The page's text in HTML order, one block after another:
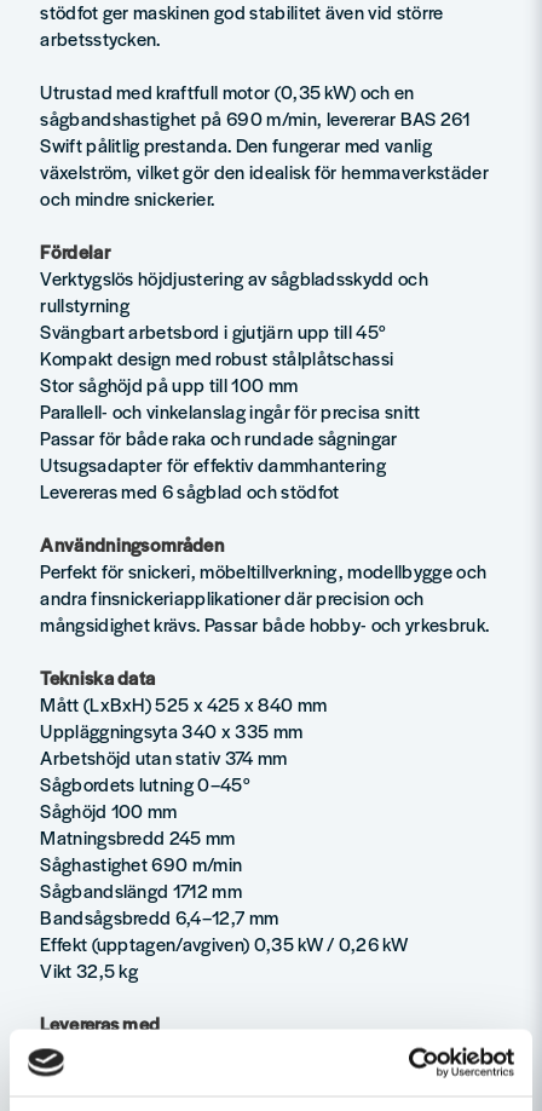
stödfot ger maskinen god stabilitet även vid större
arbetsstycken.
Utrustad med kraftfull motor (0,35 kW) och en
sågbandshastighet på 690 m/min, levererar BAS 261
Swift pålitlig prestanda. Den fungerar med vanlig
växelström, vilket gör den idealisk för hemmaverkstäder
och mindre snickerier.
Fördelar
Verktygslös höjdjustering av sågbladsskydd och
rullstyrning
Svängbart arbetsbord i gjutjärn upp till 45°
Kompakt design med robust stålplåtschassi
Stor såghöjd på upp till 100 mm
Parallell- och vinkelanslag ingår för precisa snitt
Passar för både raka och rundade sågningar
Utsugsadapter för effektiv dammhantering
Levereras med 6 sågblad och stödfot
Användningsområden
Perfekt för snickeri, möbeltillverkning, modellbygge och
andra finsnickeriapplikationer där precision och
mångsidighet krävs. Passar både hobby- och yrkesbruk.
Tekniska data
Mått (LxBxH) 525 x 425 x 840 mm
Uppläggningsyta 340 x 335 mm
Arbetshöjd utan stativ 374 mm
Sågbordets lutning 0–45°
Såghöjd 100 mm
Matningsbredd 245 mm
Såghastighet 690 m/min
Sågbandslängd 1712 mm
Bandsågsbredd 6,4–12,7 mm
Effekt (upptagen/avgiven) 0,35 kW / 0,26 kW
Vikt 32,5 kg
Levereras med
6 x universella sågblad
Stödfot